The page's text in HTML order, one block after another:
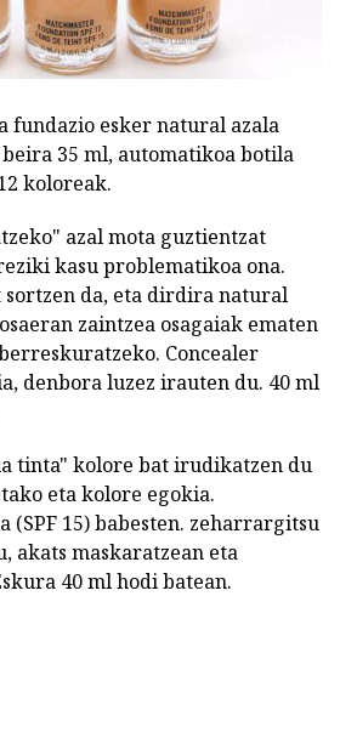
esker natural azala
35 ml, automatikoa botila
koloreak.
azal mota guztientzat
kasu problematikoa ona.
da, eta dirdira natural
zaintzea osagaiak ematen
Concealer
denbora luzez irauten du. 40 ml
tinta" kolore bat irudikatzen du
eta kolore egokia.
(SPF 15) babesten. zeharrargitsu
akats maskaratzean eta
40 ml hodi batean.